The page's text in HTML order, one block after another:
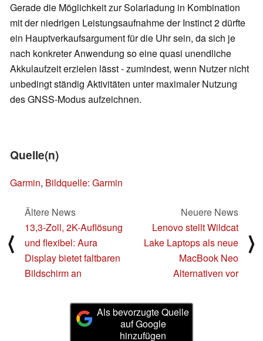
Gerade die Möglichkeit zur Solarladung in Kombination
mit der niedrigen Leistungsaufnahme der Instinct 2 dürfte
ein Hauptverkaufsargument für die Uhr sein, da sich je
nach konkreter Anwendung so eine quasi unendliche
Akkulaufzeit erzielen lässt - zumindest, wenn Nutzer nicht
unbedingt ständig Aktivitäten unter maximaler Nutzung
des GNSS-Modus aufzeichnen.
Quelle(n)
Garmin, Bildquelle: Garmin
⟨
Ältere News
13,3-Zoll, 2K-Auflösung
und flexibel: Aura
Display bietet faltbaren
Bildschirm an
Neuere News
Lenovo stellt Wildcat
Lake Laptops als neue
MacBook Neo
Alternativen vor
⟩
Als bevorzugte Quelle
auf Google
hinzufügen